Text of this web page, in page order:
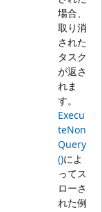
場合、
取り消
された
タスク
が返さ
れま
す。
Execu
teNon
Query
()によ
ってス
ローさ
れた例